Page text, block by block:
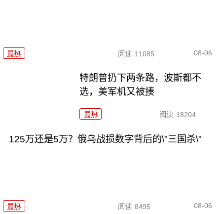
最热 阅读 11085 08-06
特朗普扔下两条路，波斯都不
选，美军机又被揍
最热 阅读 18204
125万还是5万？俄乌战损数字背后的\"三国杀\"
最热 阅读 8495 08-06